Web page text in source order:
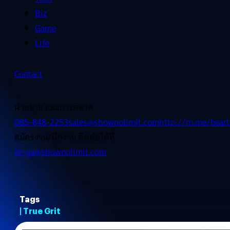
Biz
Game
Life
Contact
ฝ่ายขาย และการตลาด
085-848-2253sales@shownolimit.comhttp://m.me/
สมัครงาน/ฝึกงาน ติดต่อได้ที่
hr-ga@shownolimit.com
Tags
| True Grit